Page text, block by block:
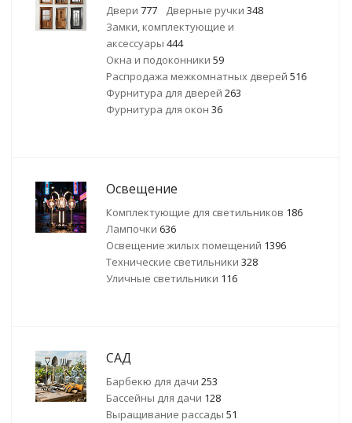
Двери 777 Дверные ручки 348
Замки, комплектующие и
аксессуары 444
Окна и подоконники 59
Распродажа межкомнатных дверей 516
Фурнитура для дверей 263
Фурнитура для окон 36
Освещение
Комплектующие для светильников 186
Лампочки 636
Освещение жилых помещений 1396
Технические светильники 328
Уличные светильники 116
САД
Барбекю для дачи 253
Бассейны для дачи 128
Выращивание рассады 51